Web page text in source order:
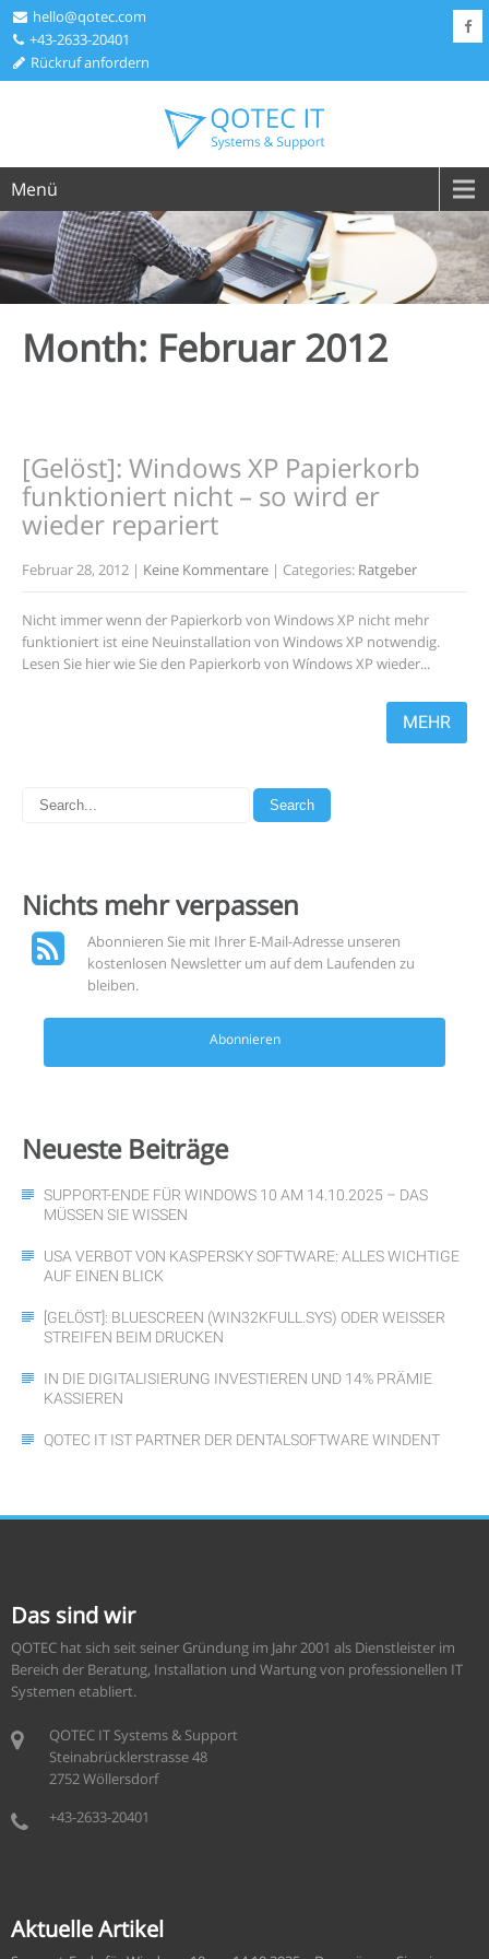
hello@qotec.com
+43-2633-20401
Rückruf anfordern
Menü
Month: Februar 2012
[Gelöst]: Windows XP Papierkorb
funktioniert nicht – so wird er
wieder repariert
Februar 28, 2012 | Keine Kommentare | Categories: Ratgeber
Nicht immer wenn der Papierkorb von Windows XP nicht mehr
funktioniert ist eine Neuinstallation von Windows XP notwendig.
Lesen Sie hier wie Sie den Papierkorb von Wíndows XP wieder...
MEHR
Nichts mehrverpassen
Abonnieren Sie mit Ihrer E-Mail-Adresse unseren
kostenlosen Newsletter um auf dem Laufenden zu
bleiben.
Abonnieren
Neueste Beiträge
SUPPORT-ENDE FÜR WINDOWS 10 AM 14.10.2025 – DAS
MÜSSEN SIE WISSEN
USA VERBOT VON KASPERSKY SOFTWARE: ALLES WICHTIGE
AUF EINEN BLICK
[GELÖST]: BLUESCREEN (WIN32KFULL.SYS) ODER WEISSER S
TREIFEN BEIM DRUCKEN
IN DIE DIGITALISIERUNG INVESTIEREN UND 14% PRÄMIE
KASSIEREN
QOTEC IT IST PARTNER DER DENTALSOFTWARE WINDENT
Das sind wir
QOTEC hat sich seit seiner Gründung im Jahr 2001 als Dienstleister im
Bereich der Beratung, Installation und Wartung von professionellen IT
Systemen etabliert.
QOTEC IT Systems & Support
Steinabrücklerstrasse 48
2752 Wöllersdorf
+43-2633-20401
Aktuelle Artikel